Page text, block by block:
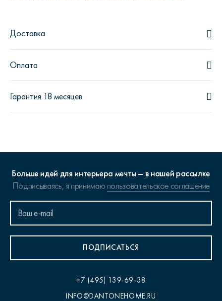
Доставка
Оплата
Гарантия 18 месяцев
Больше идей для интерьера мечты – в нашей рассылке
Подписываясь, я принимаюпользовательское соглашение
ПОДПИСАТЬСЯ
+7 (495) 139-69-38
INFO@DANTONEHOME.RU